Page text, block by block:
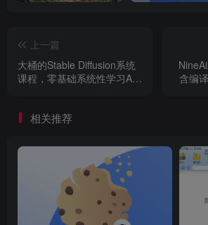
3、线上搭建
上线前准备
若本地都能跑起来的话，那么就可以
上一篇
大桶的Stable Diffusion系统
课程，零基础系统性学习AI
含编
相关推荐